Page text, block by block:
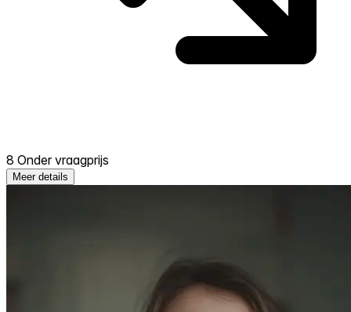
8 Onder vraagprijs
Meer details